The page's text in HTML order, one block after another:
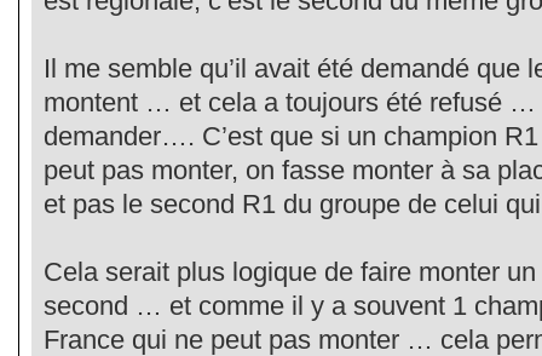
Il me semble qu’il avait été demandé que
montent … et cela a toujours été refusé …
demander…. C’est que si un champion
peut pas monter, on fasse monter à sa
et pas le second R1 du groupe de celui
Cela serait plus logique de faire monter
second … et comme il y a souvent 1
France qui ne peut pas monter … cela